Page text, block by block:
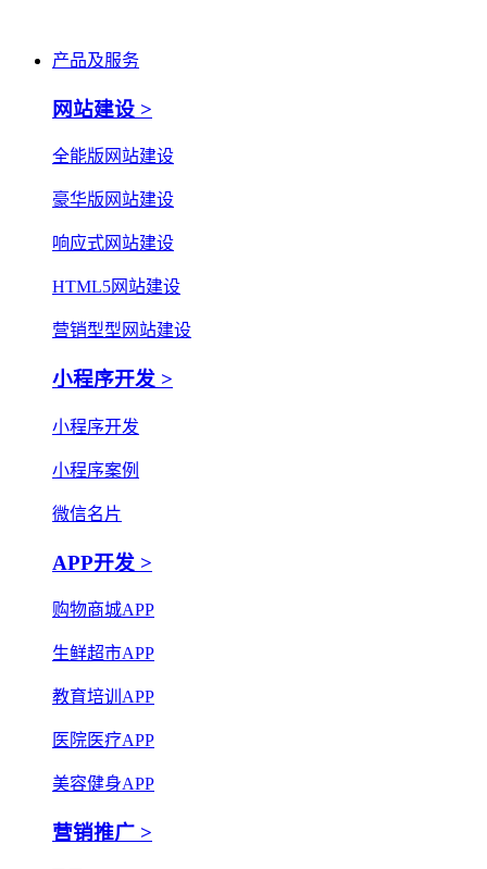
产品及服务
网站建设 >
全能版网站建设
豪华版网站建设
响应式网站建设
HTML5网站建设
营销型型网站建设
小程序开发 >
小程序开发
小程序案例
微信名片
APP开发 >
购物商城APP
生鲜超市APP
教育培训APP
医院医疗APP
美容健身APP
营销推广 >